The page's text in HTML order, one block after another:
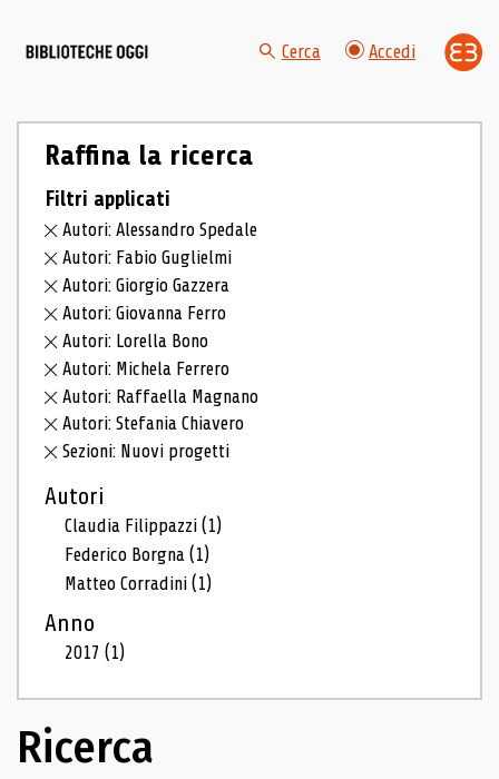
Cerca Accedi
Raffina la ricerca
Filtri applicati
Autori: Alessandro Spedale
Autori: Fabio Guglielmi
Autori: Giorgio Gazzera
Autori: Giovanna Ferro
Autori: Lorella Bono
Autori: Michela Ferrero
Autori: Raffaella Magnano
Autori: Stefania Chiavero
Sezioni: Nuovi progetti
Autori
Claudia Filippazzi(1)
Federico Borgna(1)
Matteo Corradini(1)
Anno
2017(1)
Ricerca